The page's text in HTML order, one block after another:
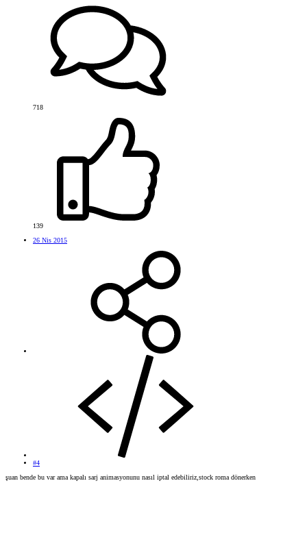
718
139
26 Nis 2015
#4
şuan bende bu var ama kapalı sarj animasyonunu nasıl iptal edebiliriz,stock roma dönerken